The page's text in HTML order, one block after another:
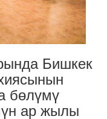
Бишкек
бөлүмү
ар жылы